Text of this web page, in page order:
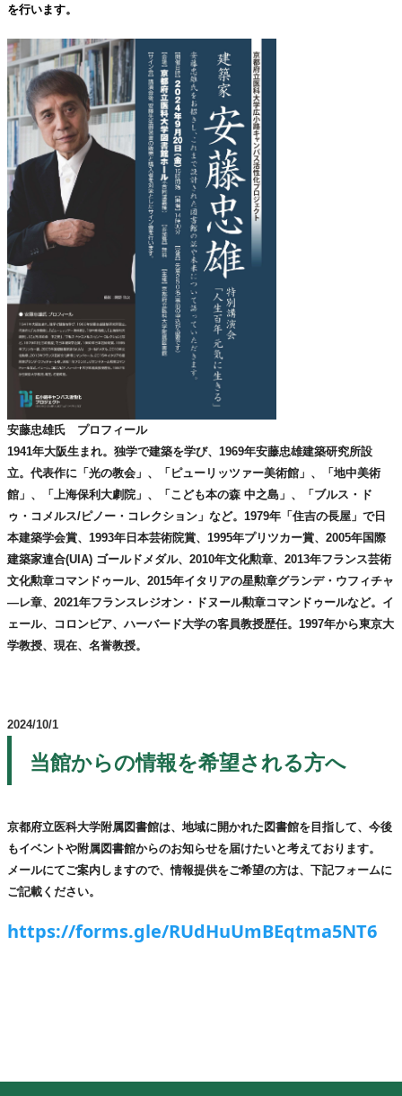
を行います。
安藤忠雄氏 プロフィール
1941年大阪生まれ。独学で建築を学び、 1969年安藤忠雄建築研究所設
立。代表作に「光の教会」、「ピューリッツァー美術館」、「 地中美術
館」、「上海保利大劇院」、「こども本の森 中之島」、「ブルス・ド
ゥ・コメルス/ピノー・コレクション」 など。1979年「住吉の長屋」で日
本建築学会賞、 1993年日本芸術院賞、1995年プリツカー賞、 2005年国際
建築家連合(UIA) ゴールドメダル、2010年文化勲章、 2013年フランス芸術
文化勲章コマンドゥール、 2015年イタリアの星勲章グランデ・ウフィチャ
―レ章、 2021年フランスレジオン・ドヌール勲章コマンドゥールなど。イ
ェール、コロンビア、ハーバード大学の客員教授歴任。1997年から東京大
学教授、現在、名誉教授。
2024/10/1
当館からの情報を希望される方へ
京都府立医科大学附属図書館は、地域に開かれた図書館を目指して、今後
もイベントや附属図書館からのお知らせを届けたいと考えております。
メールにてご案内しますので、情報提供をご希望の方は、下記フォームに
ご記載ください。
https://forms.gle/RUdHuUmBEqtma5NT6